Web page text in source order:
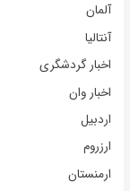
آلمان
آنتالیا
اخبار گردشگری
اخبار وان
اردبیل
ارزروم
ارمنستان